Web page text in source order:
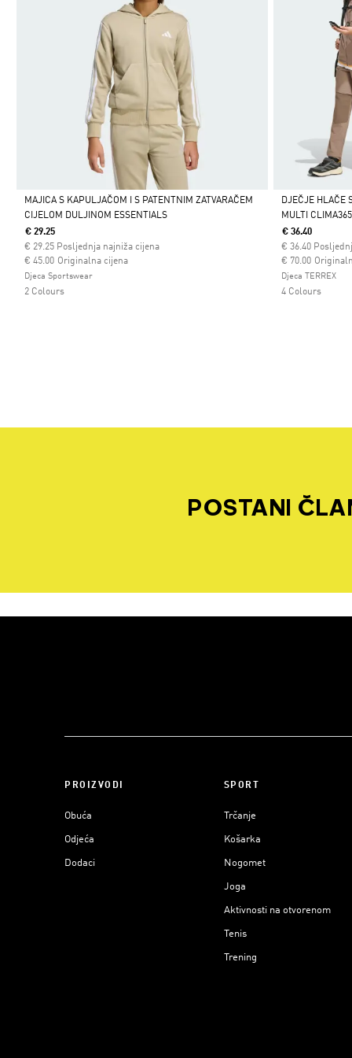
Da
MAJICA S KAPULJAČOM I S PATENTNIM ZATVARAČEM
CIJELOM DULJINOM ESSENTIALS
€ 29.25
€ 29.25 Posljednja najniža cijena
Originalna cijena
Cijena umanjena od
€ 45.00za
Djeca Sportswear
2 Colours
Da
DJEČJE HLAČE
MULTI CLIMA365
€ 36.40
€ 36.40
Cijena umanjena
€ 70.00za
Djeca TERREX
4 Colours
POSTANI
PROIZVODI
Obuća
Odjeća
Dodaci
SPORT
Trčanje
Košarka
Nogomet
Joga
Aktivnosti na otvorenom
Tenis
Trening